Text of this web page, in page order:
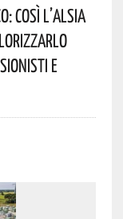
Così L’Alsia
E